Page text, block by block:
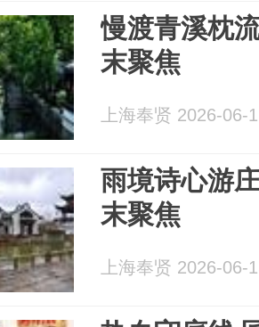
慢渡青溪枕
末聚焦
上海奉贤 2026-06-
雨境诗心游
末聚焦
上海奉贤 2026-06-